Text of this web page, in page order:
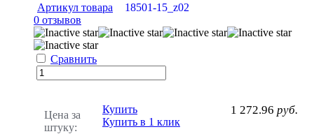
Артикул товара
18501-15_z02
0 отзывов
Сравнить
Цена за
штуку:
1 272.96 руб.
Купить
Купить в 1 клик